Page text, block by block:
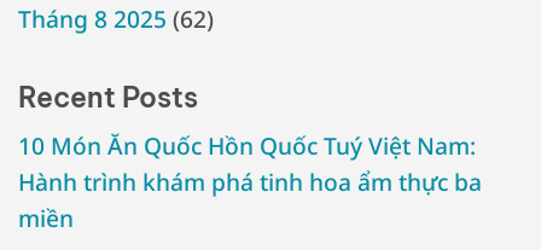
Tháng 8 2025 (62)
Recent Posts
10 Món Ăn Quốc Hồn Quốc Tuý Việt Nam:
Hành trình khám phá tinh hoa ẩm thực ba
miền